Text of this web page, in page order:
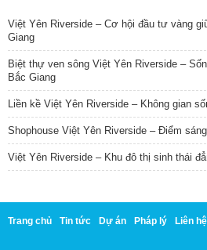
Việt Yên Riverside – Cơ hội đầu tư vàng
Giang
Biệt thự ven sông Việt Yên Riverside –
Bắc Giang
Liền kề Việt Yên Riverside – Không gian
Shophouse Việt Yên Riverside – Điểm
Việt Yên Riverside – Khu đô thị sinh thái
Trang chủ Tin tức Dự án Pháp lý Liên hệ